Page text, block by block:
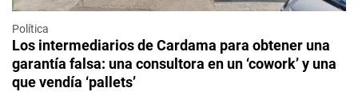
Política
Los intermediarios de Cardama para obtener una
garantía falsa: una consultora en un ‘cowork’ y una
que vendía ‘pallets’